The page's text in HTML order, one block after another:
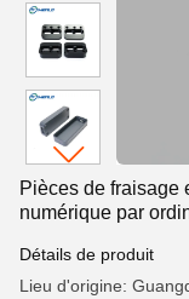
Pièces de fraisage
numérique par
Détails de produit
Lieu d'origine: